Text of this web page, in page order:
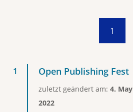
1
Open Publishing Fest
zuletzt geändert am: 4. May
2022